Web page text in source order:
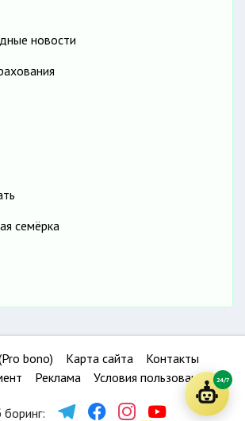
новости
семёрка
bono) Карта сайта
Контакты
Реклама Условия пользования
боринг:
24/7